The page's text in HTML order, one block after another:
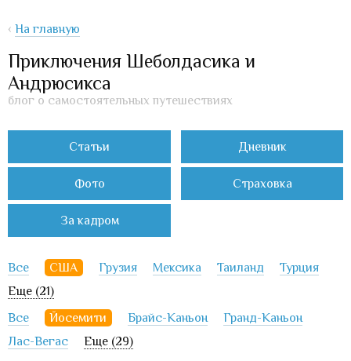
‹ На главную
Приключения Шеболдасика и
Андрюсикса
блог о самостоятельных путешествиях
Статьи Дневник
Фото Страховка
За кадром
Все США Грузия Мексика Таиланд
Турция
Еще (21)
Все
Йосемити Брайс-Каньон
Гранд-Каньон
Лас-Вегас
Еще (29)